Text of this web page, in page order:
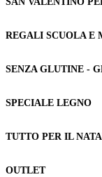
REGALI SCUOLA E
SENZA GLUTINE -
SPECIALE LEGNO
TUTTO PER IL
OUTLET